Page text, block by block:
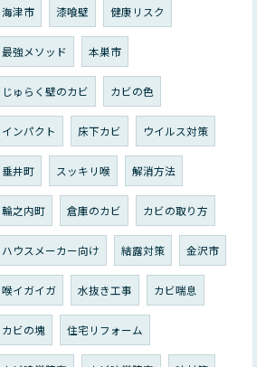
海津市 漆喰壁 健康リスク
最強メソッド 本巣市
じゅらく壁のカビ カビの色
インパクト 床下カビ ウイルス対策
垂井町 スッキリ喉 解消方法
輪之内町 倉庫のカビ カビの取り方
ハウスメーカー向け 結露対策 金沢市
喉イガイガ 水抜き工事 カビ喘息
カビの塊 住宅リフォーム